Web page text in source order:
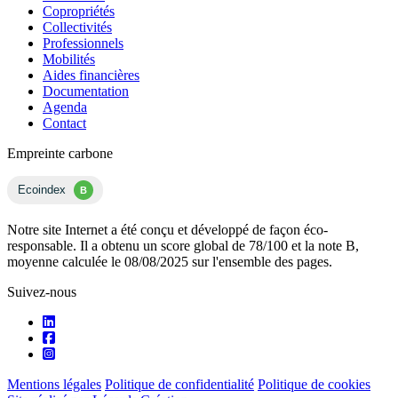
Copropriétés
Collectivités
Professionnels
Mobilités
Aides financières
Documentation
Agenda
Contact
Empreinte carbone
Ecoindex B
Notre site Internet a été conçu et développé de façon éco-
responsable. Il a obtenu un score global de 78/100 et la note B,
moyenne calculée le 08/08/2025 sur l'ensemble des pages.
Suivez-nous
Mentions légales Politique de confidentialité Politique de cookies